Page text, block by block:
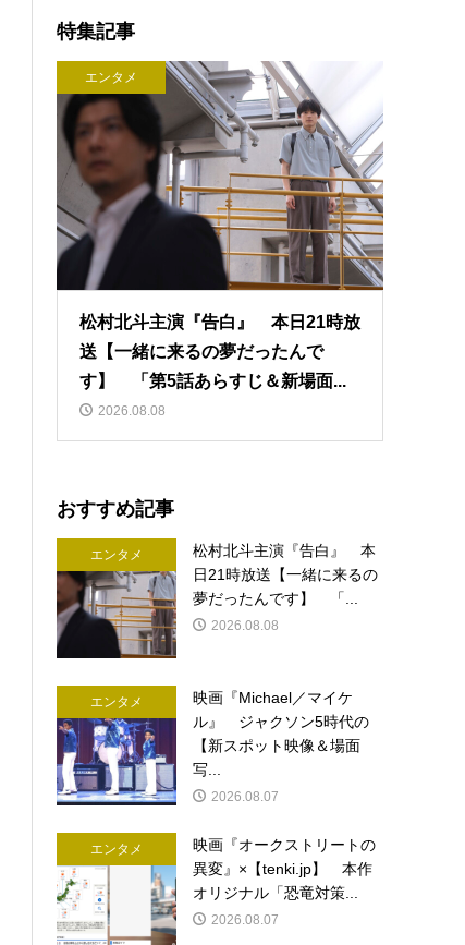
特集記事
エンタメ
松村北斗主演『告白』 本日21時放
送【一緒に来るの夢だったんで
す】 「第5話あらすじ＆新場面...
2026.08.08
おすすめ記事
エンタメ
松村北斗主演『告白』 本
日21時放送【一緒に来るの
夢だったんです】 「...
2026.08.08
エンタメ
映画『Michael／マイケ
ル』 ジャクソン5時代の
【新スポット映像＆場面
写...
2026.08.07
エンタメ
映画『オークストリートの
異変』×【tenki.jp】 本作
オリジナル「恐竜対策...
2026.08.07